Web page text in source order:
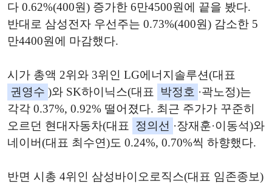
다 0.62%(400원) 증가한 6만4500원에 끝을 봤다.
반대로 삼성전자 우선주는 0.73%(400원) 감소한 5
만4400원에 마감했다.
시가 총액 2위와 3위인 LG에너지솔루션(대표
권영수 )와 SK하이닉스(대표 박정호 ·곽노정)는
각각 0.37%, 0.92% 떨어졌다. 최근 주가가 꾸준히
오르던 현대자동차(대표 정의선 ·장재훈·이동석)와
네이버(대표 최수연)도 0.24%, 0.70%씩 하향했다.
반면 시총 4위인 삼성바이오로직스(대표 임존종보)